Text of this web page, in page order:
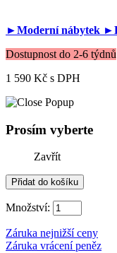
►Moderní nábytek
Dostupnost do 2-6 týdnů
1 590 Kč s DPH
Prosím vyberte
Zavřít
Množství:
Záruka nejnižší ceny
Záruka vrácení peněz